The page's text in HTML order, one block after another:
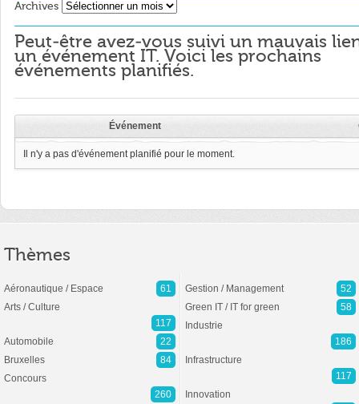
Archives Archives
Peut-être avez-vous suivi un mauvais
un événement IT. Voici les prochains
événements planifiés.
Événement
Il n'y a pas d'événement planifié pour le moment.
Thèmes
Aéronautique / Espace
61
Arts / Culture
117
Automobile
22
Bruxelles
84
Concours
260
Gestion / Management
52
Green IT / IT for green
58
Industrie
186
Infrastructure
117
Innovation